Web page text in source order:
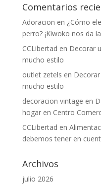
Comentarios
Adoracion en ¿Cómo
perro? ¡Kiwoko nos da
CCLibertad en Decorar
mucho estilo
outlet zetels en
mucho estilo
decoracion vintage en
hogar en Centro
CCLibertad en
debemos tener en
Archivos
julio 2026